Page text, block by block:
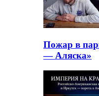
Пожар в
— Аляска»